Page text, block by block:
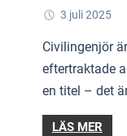
3 juli 2025
Civilingenjör
eftertraktade
en titel – det
LÄS MER